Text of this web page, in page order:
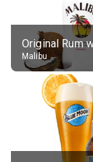
Malibu